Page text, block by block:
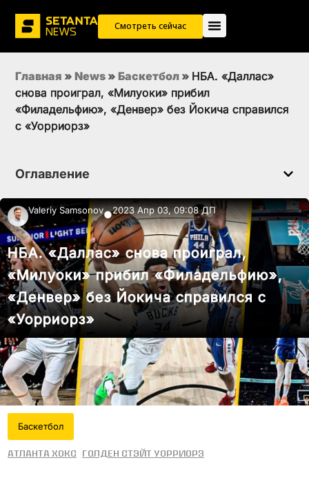
Смотреть сейчас
Главная » News » Баскетбол » НБА. «Даллас»
снова проиграл, «Милуоки» прибил
«Филадельфию», «Денвер» без Йокича справился
с «Уорриорз»
Оглавление
Valeriy Samsonov●2023 Апр 03, 09:08 ДП
НБА. «Даллас» снова проиграл,
«Милуоки» прибил «Филадельфию»,
«Денвер» без Йокича справился с
«Уорриорз»
Баскетбол
Атланта Хокс Голден Стэйт Уорриорз